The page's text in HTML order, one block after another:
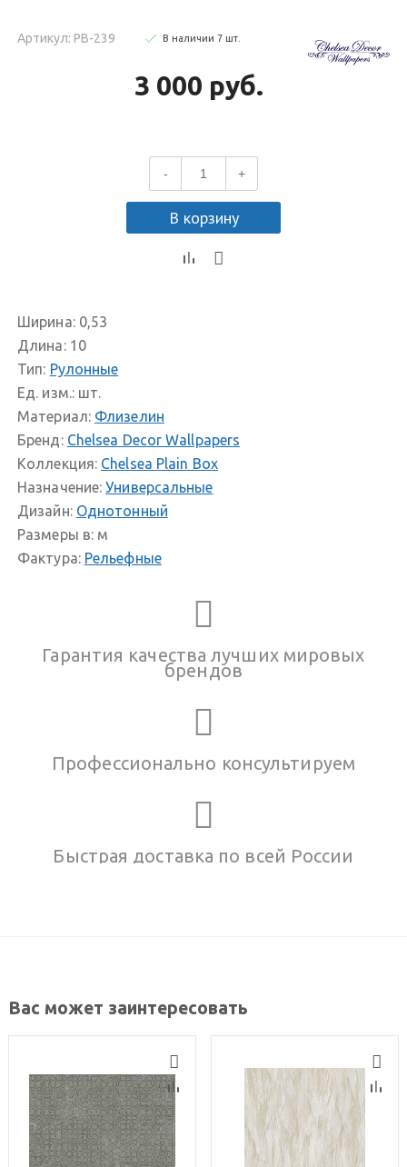
Артикул: PB-239 В наличии 7 шт
3 000 руб.
- +
В корзину
Ширина:0,53
Длина:10
Тип: Рулонные
Ед. изм.:шт.
Материал: Флизелин
Бренд: Chelsea Decor Wallpapers
Коллекция: Chelsea Plain Box
Назначение: Универсальные
Дизайн: Однотонный
Размеры в: м
Фактура: Рельефные
Гарантия качества лучших мировых
брендов
Профессионально консультируем
Быстрая доставка по всей России
Вас может заинтересовать